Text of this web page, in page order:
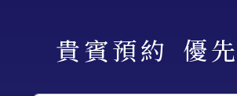
貴賓預約 優